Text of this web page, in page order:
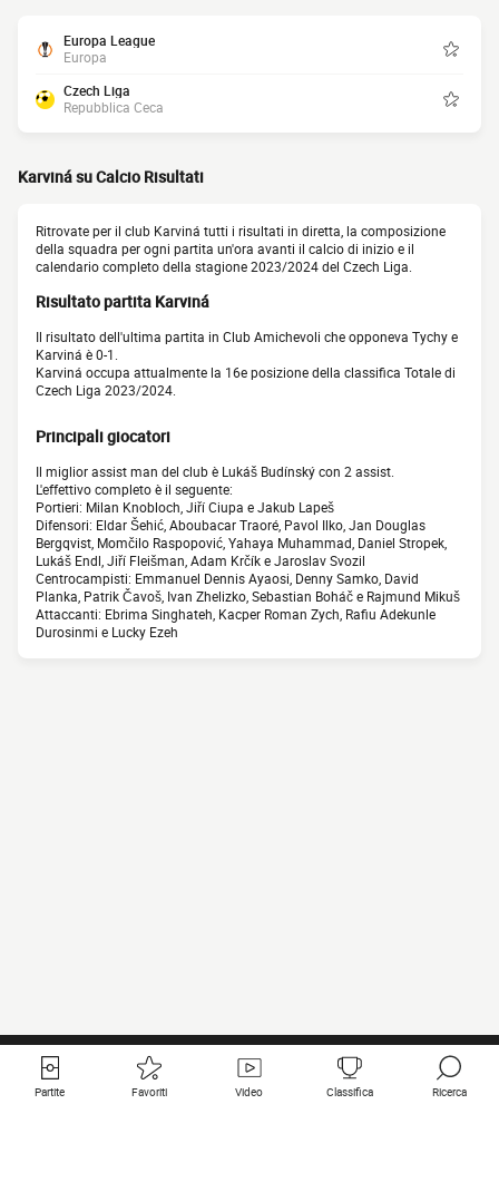
Europa League
Europa
Czech Liga
Repubblica Ceca
Karviná su Calcio Risultati
Ritrovate per il club Karviná tutti i risultati in diretta, la composizione
della squadra per ogni partita un'ora avanti il calcio di inizio e il
calendario completo della stagione 2023/2024 del Czech Liga.
Risultato partita Karviná
Il risultato dell'ultima partita in Club Amichevoli che opponeva Tychy e
Karviná è 0-1.
Karviná occupa attualmente la 16e posizione della classifica Totale di
Czech Liga 2023/2024.
Principali giocatori
Il miglior assist man del club è Lukáš Budínský con 2 assist.
L'effettivo completo è il seguente:
Portieri: Milan Knobloch, Jiří Ciupa e Jakub Lapeš
Difensori: Eldar Šehić, Aboubacar Traoré, Pavol Ilko, Jan Douglas
Bergqvist, Momčilo Raspopović, Yahaya Muhammad, Daniel Stropek,
Lukáš Endl, Jiří Fleišman, Adam Krčík e Jaroslav Svozil
Centrocampisti: Emmanuel Dennis Ayaosi, Denny Samko, David
Planka, Patrik Čavoš, Ivan Zhelizko, Sebastian Boháč e Rajmund Mikuš
Attaccanti: Ebrima Singhateh, Kacper Roman Zych, Rafiu Adekunle
Durosinmi e Lucky Ezeh
Partite Favoriti Video Classifica Ricerca